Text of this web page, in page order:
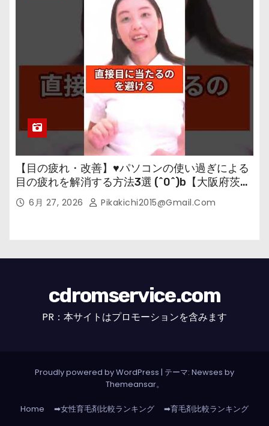
【目の疲れ・改善】♥パソコンの使い過ぎによる
目の疲れを解消する方法3選 (^0^)b【大阪府茨木
市の女性・美容鍼灸・整体師が教えます。】
6月 27, 2026 Pikakichi2015@gmail.com
cdromservice.com
PR：本サイトはプロモーションを含みます
Proudly powered by WordPress | テーマ: Newses by
Themeansar。
Home ➡女性育毛剤比較ランキング
➡育毛剤比較ランキング